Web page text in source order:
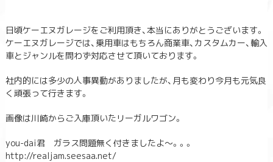
日頃ケーエヌガレージをご利用頂き、本当にありがとうございます。
ケーエヌガレージでは、乗用車はもちろん商業車、カスタムカー、輸入
車とジャンルを問わず対応させて頂いております。
社内的には多少の人事異動がありましたが、月も変わり今月も元気良
く頑張って行きます。
画像は川崎からご入庫頂いたリーガルワゴン。
you-dai君 ガラス問題無く付きましたよ～。。。
http://realjam.seesaa.net/